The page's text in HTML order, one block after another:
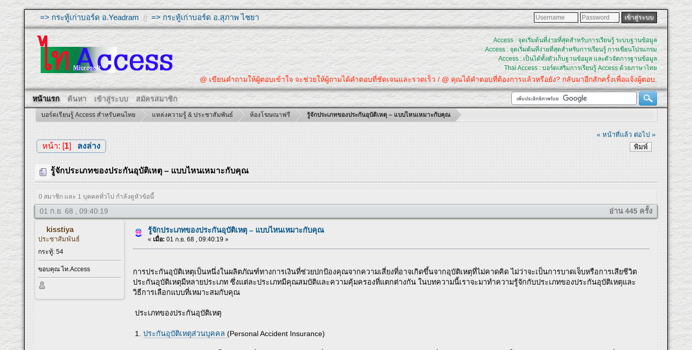
=> กระทู้เก่าบอร์ด อ.Yeadram ||=> กระทู้เก่าบอร์ด อ.สุภาพ ไชยา
Access : จุดเริ่มต้นที่ง่ายที่สุดสำหรับการเรียนรู้ ระบบฐานข้อมูล
Access : จุดเริ่มต้นที่ง่ายที่สุดสำหรับการเรียนรู้ การเขียนโปรแกรม
Access : เป็นได้ทั้งตัวเก็บฐานข้อมูล และตัวจัดการฐานข้อมูล
Thai Access : บอร์ดเสริมการเรียนรู้ Access ด้วยภาษาไทย
@ เขียนคำถามให้ผู้ตอบเข้าใจ จะช่วยให้ผู้ถามได้คำตอบที่ชัดเจนและรวดเร็ว / @ คุณได้คำตอบที่ต้องการแล้วหรือยัง? กลับมาอีกสักครั้งเพื่อแจ้งผู้ตอบ.
หน้าแรก ค้นหา เข้าสู่ระบบ สมัครสมาชิก
บอร์ดเรียนรู้ Access สำหรับคนไทย แหล่งความรู้ & ประชาสัมพันธ์ ห้องโฆษณาฟรี รู้จักประเภทของประกันอุบัติเหตุ – แบบไหนเหมาะกับคุณ
« หน้าที่แล้ว ต่อไป »
พิมพ์
หน้า: [1] ลงล่าง
รู้จักประเภทของประกันอุบัติเหตุ – แบบไหนเหมาะกับคุณ
0 สมาชิก และ 1 บุคคลทั่วไป กำลังดูหัวข้อนี้
01 ก.ย. 68 , 09:40:19 อ่าน 445 ครั้ง
kisstiya
ประชาสัมพันธ์
กระทู้: 54
ขอบคุณ ไท.Access
รู้จักประเภทของประกันอุบัติเหตุ – แบบไหนเหมาะกับคุณ
« เมื่อ: 01 ก.ย. 68 , 09:40:19 »
การประกันอุบัติเหตุเป็นหนึ่งในผลิตภัณฑ์ทางการเงินที่ช่วยปกป้องคุณจากความเสี่ยงที่อาจเกิดขึ้นจากอุบัติเหตุที่ไม่คาดคิด ไม่ว่าจะเป็นการบาดเจ็บหรือการเสียชีวิต
ประกันอุบัติเหตุมีหลายประเภท ซึ่งแต่ละประเภทมีคุณสมบัติและความคุ้มครองที่แตกต่างกัน ในบทความนี้เราจะมาทำความรู้จักกับประเภทของประกันอุบัติเหตุและ
วิธีการเลือกแบบที่เหมาะสมกับคุณ
ประเภทของประกันอุบัติเหตุ
1.ประกันอุบัติเหตุส่วนบุคคล(Personal Accident Insurance)